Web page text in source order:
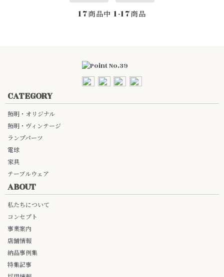
17商品中 1-17商品
CATEGORY
照明・オリジナル
照明・ヴィンテージ
ランプパーツ
電球
家具
テーブルウェア
ABOUT
私たちについて
コンセプト
事業案内
店舗情報
納品事例集
特集記事